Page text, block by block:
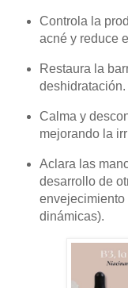
Controla la
acné y reduce
Restaura la
deshidratación.
Calma y
mejorando la
Aclara las
desarrollo de
envejecimiento
dinámicas).